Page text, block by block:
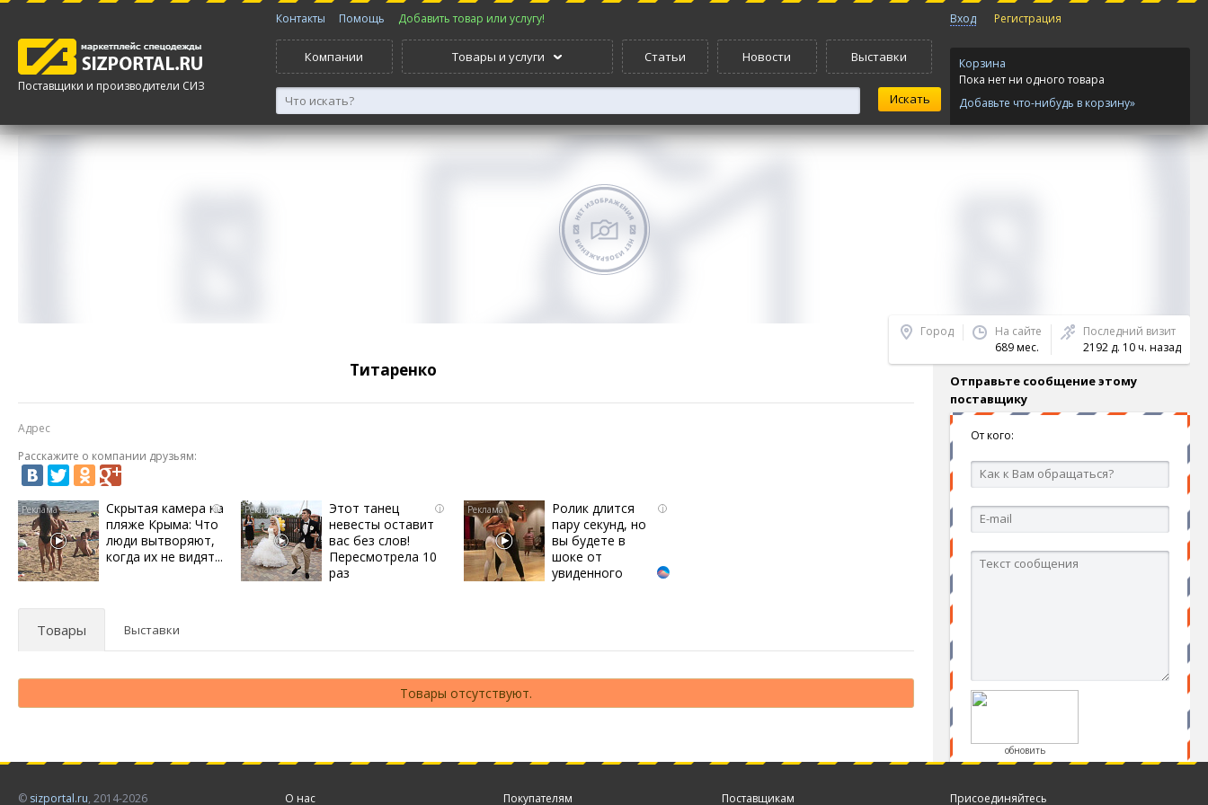
Поставщики и производители СИЗ
Контакты Помощь Добавить товар или услугу!
Компании Товары и услуги Статьи Новости Выставки
Вход Регистрация
Корзина
Пока нет ни одного товара
Добавьте что-нибудь в корзину»
Титаренко
Город
На сайте
689 мес.
Последний визит
2192 д. 10 ч. назад
Отправьте сообщение этому
поставщику
От кого:
обновить
Адрес
Расскажите о компании друзьям:
i
Скрытая камера на
пляже Крыма: Что
люди вытворяют,
когда их не видят...
i
Этот танец
невесты оставит
вас без слов!
Пересмотрела 10
раз
i
Ролик длится
пару секунд, но
вы будете в
шоке от
увиденного
Товары Выставки
Товары отсутствуют.
© sizportal.ru, 2014-2026 О нас Покупателям Поставщикам Присоединяйтесь